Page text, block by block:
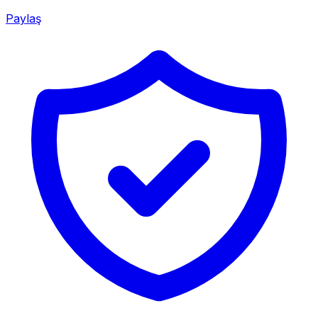
Paylaş